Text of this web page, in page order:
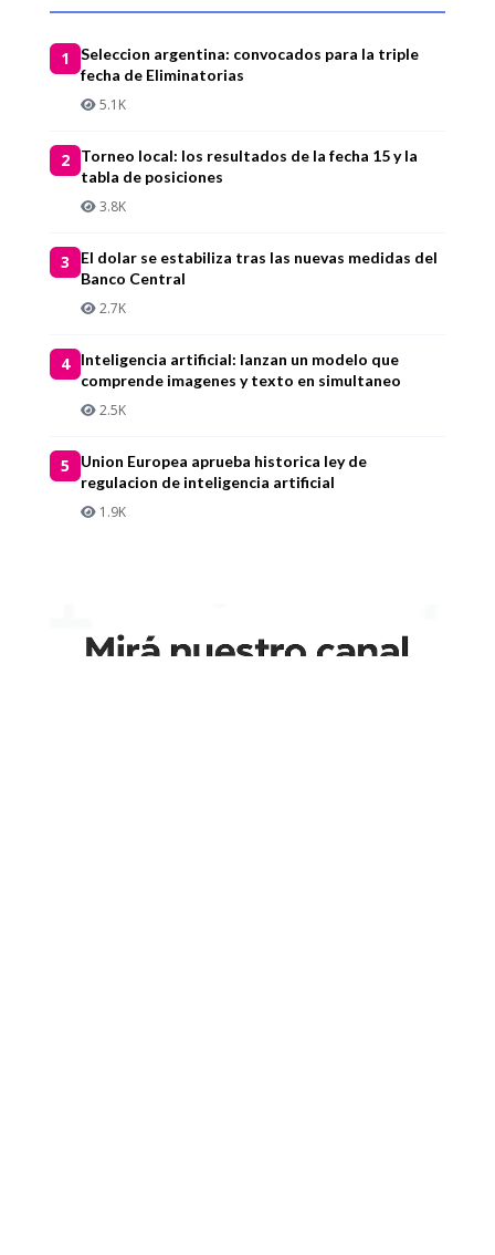
1
Seleccion argentina: convocados para la triple
fecha de Eliminatorias
5.1K
2
Torneo local: los resultados de la fecha 15 y la
tabla de posiciones
3.8K
3
El dolar se estabiliza tras las nuevas medidas del
Banco Central
2.7K
4
Inteligencia artificial: lanzan un modelo que
comprende imagenes y texto en simultaneo
2.5K
5
Union Europea aprueba historica ley de
regulacion de inteligencia artificial
1.9K